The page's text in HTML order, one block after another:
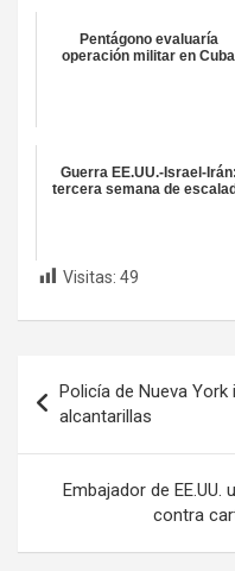
Pentágono evaluaría
operación militar en Cuba
Guerra EE.UU.-Israel-Irán:
tercera semana de
Visitas: 49
de
entradas
Policía de Nueva
alcantarillas
Embajador de
contra